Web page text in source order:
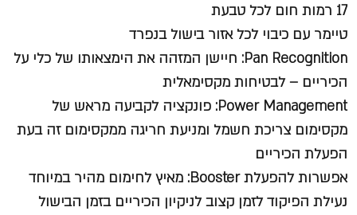
17 רמות חום לכל טבעת
טיימר עם כיבוי לכל אזור בישול בנפרד
Pan Recognition: חיישן המזהה את הימצאותו של כלי על
הכיריים – לבטיחות מקסימאלית
Power Management: פונקציה לקביעה מראש של
מקסימום צריכת חשמל ומניעת חריגה ממקסימום זה בעת
הפעלת הכיריים
אפשרות להפעלת Booster: מאיץ לחימום מהיר במיוחד
נעילת הפיקוד לזמן קצוב לניקיון הכיריים בזמן הבישול